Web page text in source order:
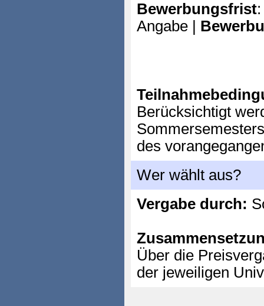
Bewerbungsfrist
Angabe |
Berücksichtigt
des
Wer wählt aus?
Vergabe durch:
Über die
der jeweiligen